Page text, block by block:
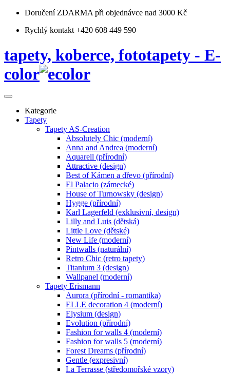
Doručení ZDARMA při objednávce nad 3000 Kč
Rychlý kontakt +420 608 449 590
tapety, koberce, fototapety - E-
color
Kategorie
Tapety
Tapety AS-Creation
Absolutely Chic (moderní)
Anna and Andrea (moderní)
Aquarell (přírodní)
Attractive (design)
Best of Kámen a dřevo (přírodní)
El Palacio (zámecké)
House of Turnowsky (design)
Hygge (přírodní)
Karl Lagerfeld (exklusivní, design)
Lilly and Luis (dětská)
Little Love (dětské)
New Life (moderní)
Pintwalls (naturální)
Retro Chic (retro tapety)
Titanium 3 (design)
Wallpanel (moderní)
Tapety Erismann
Aurora (přírodní - romantika)
ELLE decoration 4 (moderní)
Elysium (design)
Evolution (přírodní)
Fashion for walls 4 (moderní)
Fashion for walls 5 (moderní)
Forest Dreams (přírodní)
Gentle (expresivní)
La Terrasse (středomořské vzory)